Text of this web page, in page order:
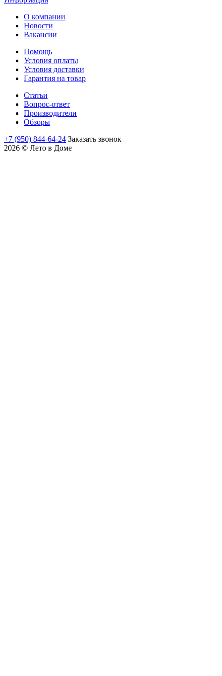
О компании
Новости
Вакансии
Помощь
Условия оплаты
Условия доставки
Гарантия на товар
Статьи
Вопрос-ответ
Производители
Обзоры
+7 (950) 844-64-24 Заказать звонок
2026 © Лето в Доме